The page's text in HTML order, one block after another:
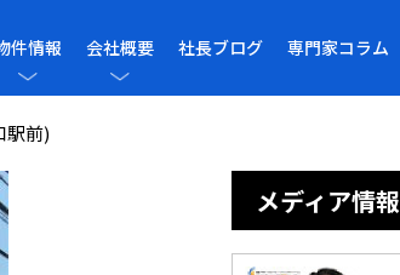
件情報 会社概要 社長ブログ 専門家コラム
駅前)
メディア情報